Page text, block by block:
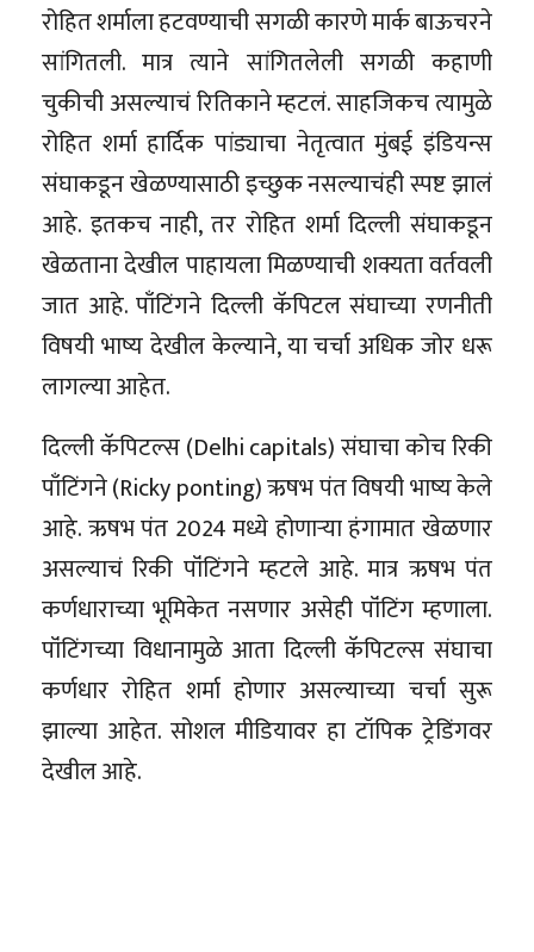
रोहित शर्माला हटवण्याची सगळी कारणे मार्क बाऊचरने
सांगितली. मात्र त्याने सांगितलेली सगळी कहाणी
चुकीची असल्याचं रितिकाने म्हटलं. साहजिकच त्यामुळे
रोहित शर्मा हार्दिक पांड्याचा नेतृत्वात मुंबई इंडियन्स
संघाकडून खेळण्यासाठी इच्छुक नसल्याचंही स्पष्ट झालं
आहे. इतकच नाही, तर रोहित शर्मा दिल्ली संघाकडून
खेळताना देखील पाहायला मिळण्याची शक्यता वर्तवली
जात आहे. पाँटिंगने दिल्ली कॅपिटल संघाच्या रणनीती
विषयी भाष्य देखील केल्याने, या चर्चा अधिक जोर धरू
लागल्या आहेत.
दिल्ली कॅपिटल्स (Delhi capitals) संघाचा कोच रिकी
पाँटिंगने (Ricky ponting) ऋषभ पंत विषयी भाष्य केले
आहे. ऋषभ पंत 2024 मध्ये होणाऱ्या हंगामात खेळणार
असल्याचं रिकी पॉंटिंगने म्हटले आहे. मात्र ऋषभ पंत
कर्णधाराच्या भूमिकेत नसणार असेही पॉंटिंग म्हणाला.
पॉंटिंगच्या विधानामुळे आता दिल्ली कॅपिटल्स संघाचा
कर्णधार रोहित शर्मा होणार असल्याच्या चर्चा सुरू
झाल्या आहेत. सोशल मीडियावर हा टॉपिक ट्रेडिंगवर
देखील आहे.